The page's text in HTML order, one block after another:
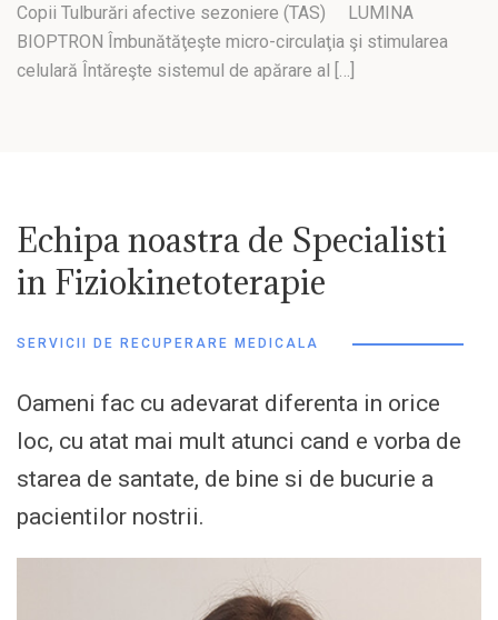
Copii Tulburări afective sezoniere (TAS) LUMINA
BIOPTRON Îmbunătăţeşte micro-circulaţia şi stimularea
celulară Întăreşte sistemul de apărare al […]
Echipa noastra de Specialisti
in Fiziokinetoterapie
SERVICII DE RECUPERARE MEDICALA
Oameni fac cu adevarat diferenta in orice
loc, cu atat mai mult atunci cand e vorba de
starea de santate, de bine si de bucurie a
pacientilor nostrii.